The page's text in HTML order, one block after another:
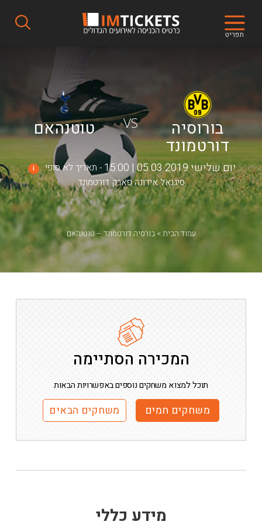
תפריט
בורוסיה
דורטמונד
VS טוטנהאם
יום שלישי 05.03.2019 | 15:00 תאריך לא סופי i
סיגנאל אידונה פארק דורטמונד
בורסיה דורטמונד – טוטנהאם עמוד הבית
המכירה הסתיימה
תוכל למצוא משחקים נוספים באפשרויות הבאות
משחקים חמים משחקים הבאים
מידע כללי